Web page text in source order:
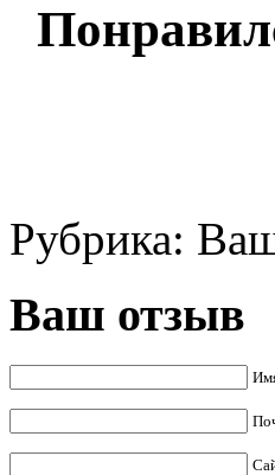
Рубрика:
Ваш отзыв